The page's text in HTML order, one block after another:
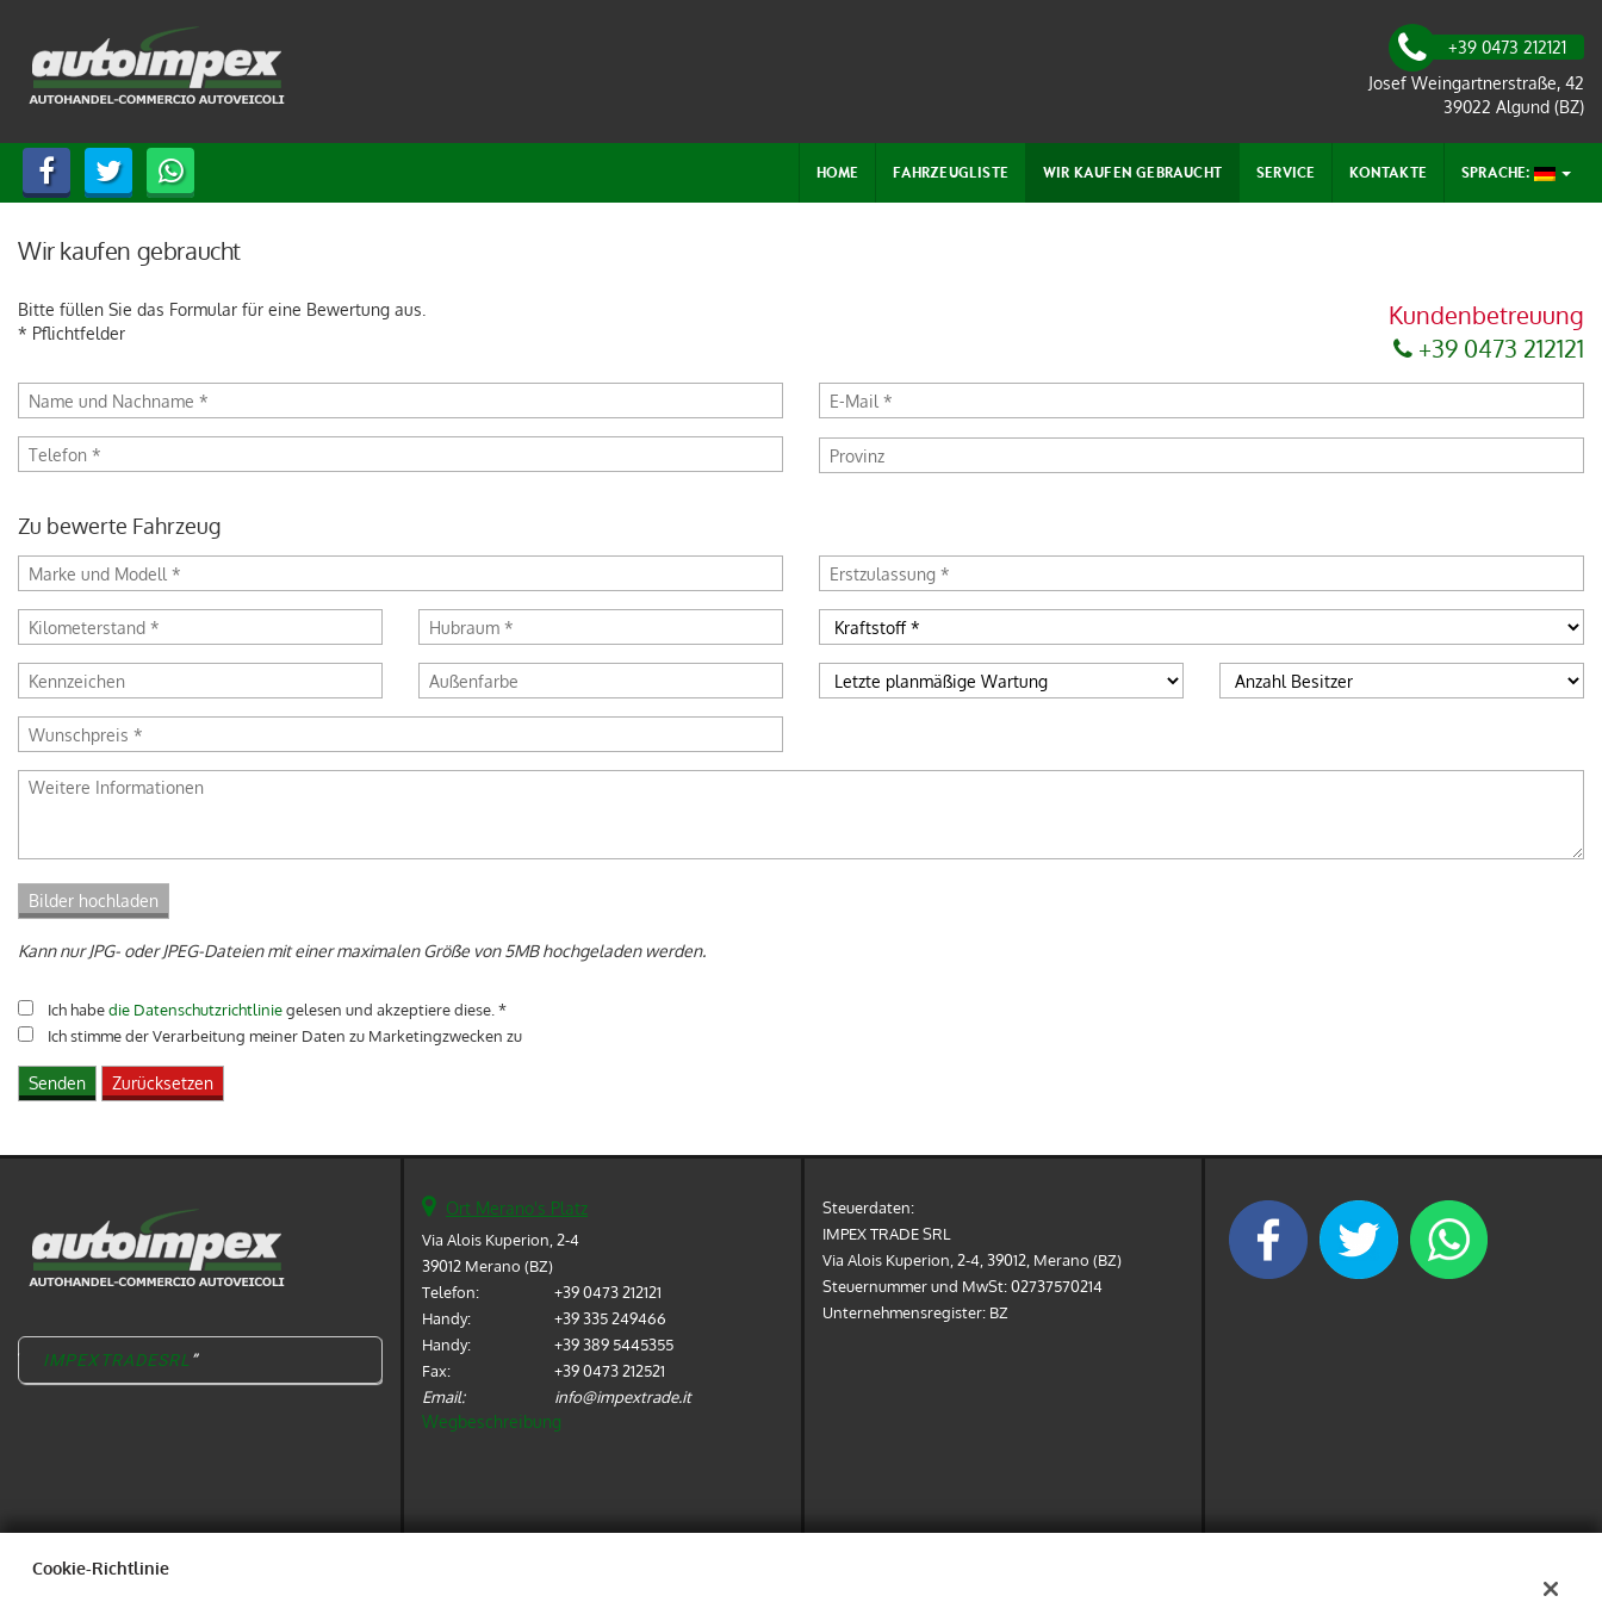
FAHRZEUGLISTE
WIR KAUFEN GEBRAUCHT
SERVICE
KONTAKTE
SPRACHE:
ITALIANO
ITALIANO
+39 0473 212121
Josef Weingartnerstraße, 42
39022 Algund (BZ)
HOME FAHRZEUGLISTE WIR KAUFEN GEBRAUCHT SERVICE KONTAKTE SPRACHE:
Wir kaufen gebraucht
Bitte füllen Sie das Formular für eine Bewertung aus.
* Pflichtfelder
Kundenbetreuung
+39 0473 212121
Zu bewerte Fahrzeug
Kann nur JPG- oder JPEG-Dateien mit einer maximalen Größe von 5MB hochgeladen werden.
Ich habedie Datenschutzrichtliniegelesen und akzeptiere diese. *
Ich stimme der Verarbeitung meiner Daten zu Marketingzwecken zu
IMPEXTRADESRL
Ort Merano's Platz
Via Alois Kuperion, 2-4
39012 Merano (BZ)
Telefon:
+39 0473 212121
Handy:
+39 335 249466
Handy:
+39 389 5445355
Fax:
+39 0473 212521
Email:
info@impextrade.it
Wegbeschreibung
Steuerdaten:
IMPEX TRADE SRL
Via Alois Kuperion, 2-4, 39012, Merano (BZ)
Steuernummer und MwSt:02737570214
Unternehmensregister: BZ
Cookie-Richtlinie